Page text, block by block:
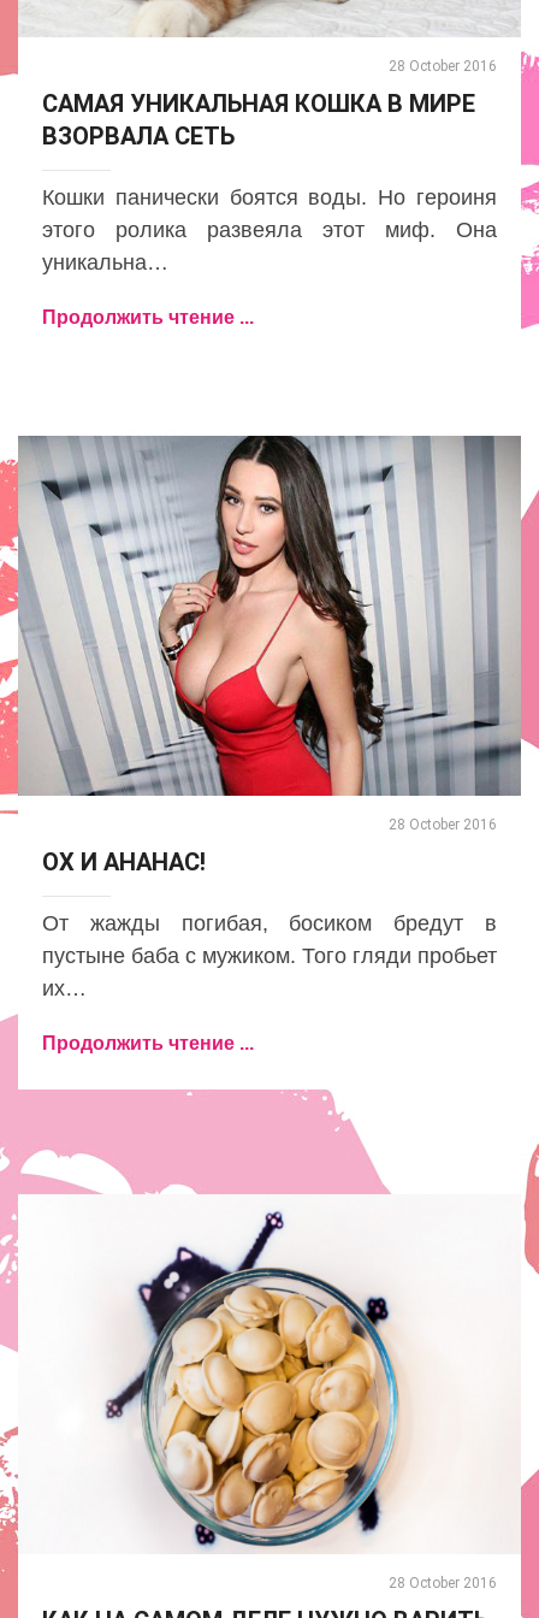
28 October 2016
САМАЯ УНИКАЛЬНАЯ КОШКА В МИРЕ
ВЗОРВАЛА СЕТЬ
Кошки панически боятся воды. Но героиня
этого ролика развеяла этот миф. Она
уникальна…
Продолжить чтение ...
28 October 2016
ОХ И АНАНАС!
От жажды погибая, босиком бредут в
пустыне баба с мужиком. Того гляди пробьет
их…
Продолжить чтение ...
28 October 2016